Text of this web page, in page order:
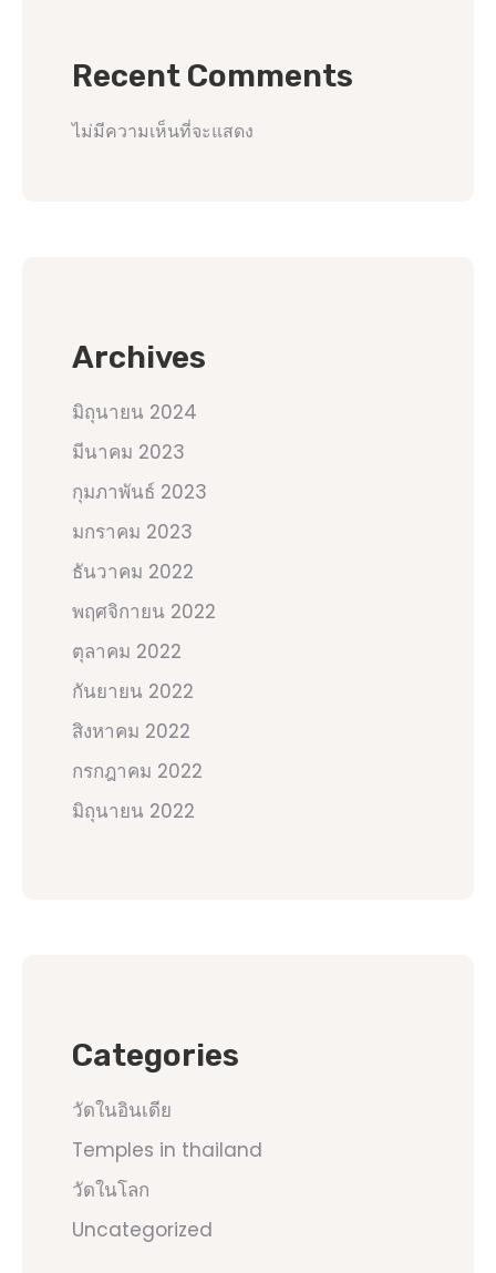
Recent Comments
ไม่มีความเห็นที่จะแสดง
Archives
มิถุนายน 2024
มีนาคม 2023
กุมภาพันธ์ 2023
มกราคม 2023
ธันวาคม 2022
พฤศจิกายน 2022
ตุลาคม 2022
กันยายน 2022
สิงหาคม 2022
กรกฎาคม 2022
มิถุนายน 2022
Categories
วัดในอินเดีย
Temples in thailand
วัดในโลก
Uncategorized